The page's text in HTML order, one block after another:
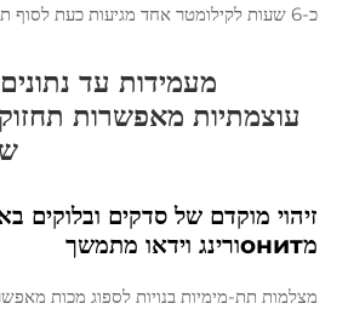
כ-6 שעות לקילומטר אחד מגיעות כעת לסוף תוך קצת יותר מ-3 שעות.
מעמידות עד
עוצמתיות מאפשרות
זיהוי מוקדם של סדקים ובלוקים
מонитורינג וידאו מתמשך
מצלמות תת-מימיות בנויות לספוג מכות